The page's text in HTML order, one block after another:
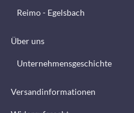
Reimo - Egelsbach
Über uns
Unternehmensgeschichte
Versandinformationen